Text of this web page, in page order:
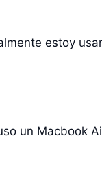
estoy
un Macbook